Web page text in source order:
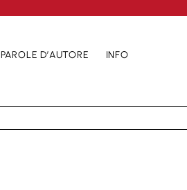
PAROLE D’AUTORE INFO